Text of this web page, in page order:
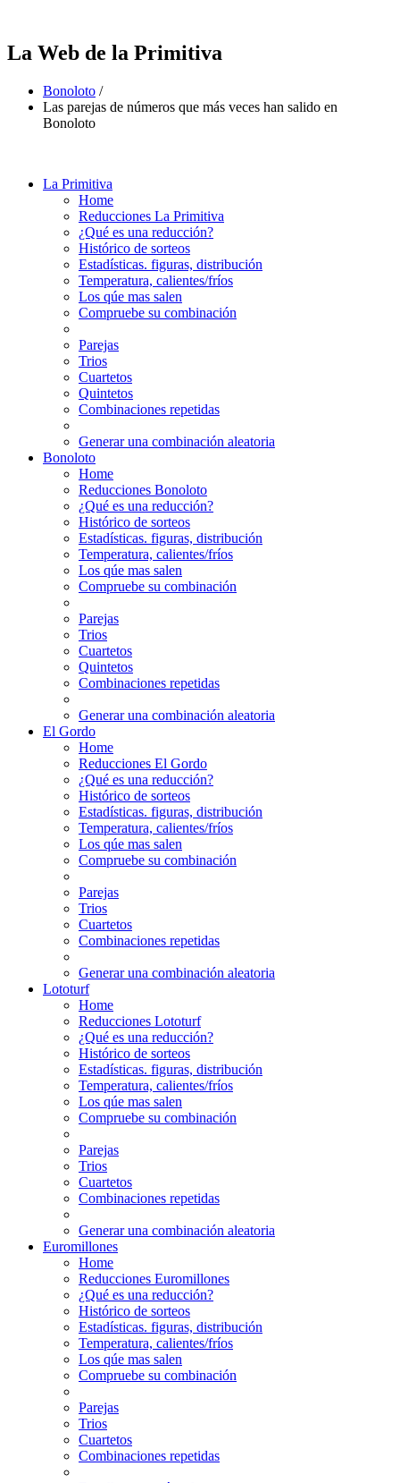
La Web de la Primitiva
Bonoloto /
Las parejas de números que más veces han salido en
Bonoloto
La Primitiva
Home
Reducciones La Primitiva
¿Qué es una reducción?
Histórico de sorteos
Estadísticas. figuras, distribución
Temperatura, calientes/fríos
Los qúe mas salen
Compruebe su combinación
Parejas
Trios
Cuartetos
Quintetos
Combinaciones repetidas
Generar una combinación aleatoria
Bonoloto
Home
Reducciones Bonoloto
¿Qué es una reducción?
Histórico de sorteos
Estadísticas. figuras, distribución
Temperatura, calientes/fríos
Los qúe mas salen
Compruebe su combinación
Parejas
Trios
Cuartetos
Quintetos
Combinaciones repetidas
Generar una combinación aleatoria
El Gordo
Home
Reducciones El Gordo
¿Qué es una reducción?
Histórico de sorteos
Estadísticas. figuras, distribución
Temperatura, calientes/fríos
Los qúe mas salen
Compruebe su combinación
Parejas
Trios
Cuartetos
Combinaciones repetidas
Generar una combinación aleatoria
Lototurf
Home
Reducciones Lototurf
¿Qué es una reducción?
Histórico de sorteos
Estadísticas. figuras, distribución
Temperatura, calientes/fríos
Los qúe mas salen
Compruebe su combinación
Parejas
Trios
Cuartetos
Combinaciones repetidas
Generar una combinación aleatoria
Euromillones
Home
Reducciones Euromillones
¿Qué es una reducción?
Histórico de sorteos
Estadísticas. figuras, distribución
Temperatura, calientes/fríos
Los qúe mas salen
Compruebe su combinación
Parejas
Trios
Cuartetos
Combinaciones repetidas